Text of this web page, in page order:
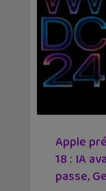
Apple
18 : IA
passe,